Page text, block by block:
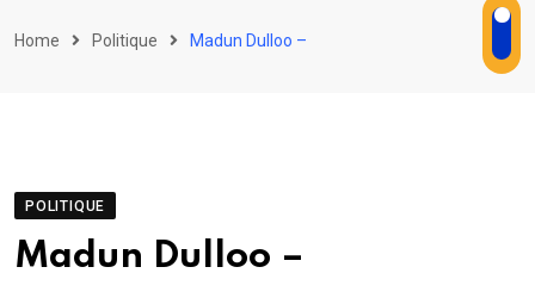
Home Politique Madun Dulloo –
POLITIQUE
Madun Dulloo –